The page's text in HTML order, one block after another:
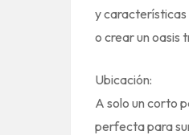
y características
o crear un oasis
Ubicación:
A solo un corto
perfecta para